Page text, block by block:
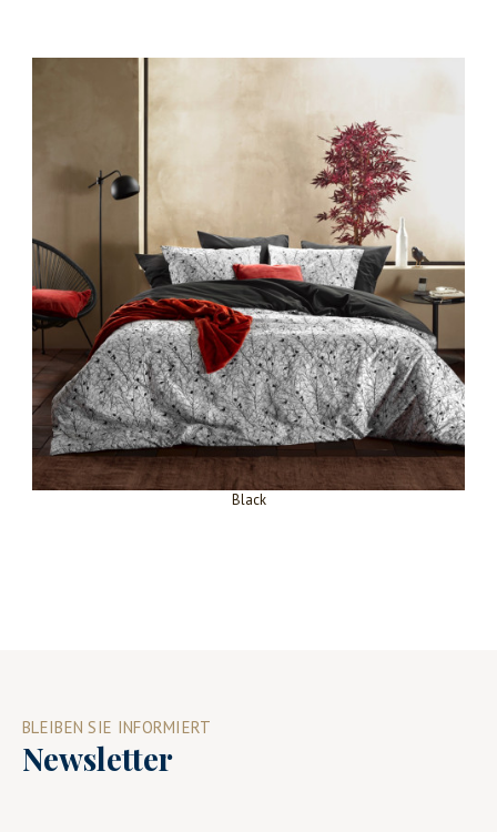
Black
BLEIBEN SIE INFORMIERT
Newsletter